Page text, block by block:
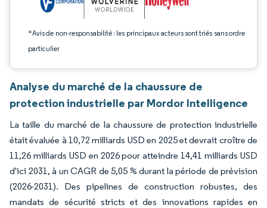
*Avis de non-responsabilité : les principaux acteurs sont triés sans ordre
particulier
Analyse du marché de la chaussure de
protection industrielle par Mordor Intelligence
La taille du marché de la chaussure de protection industrielle
était évaluée à 10,72 milliards USD en 2025 et devrait croître de
11,26 milliards USD en 2026 pour atteindre 14,41 milliards USD
d'ici 2031, à un CAGR de 5,05 % durant la période de prévision
(2026-2031). Des pipelines de construction robustes, des
mandats de sécurité stricts et des innovations rapides en